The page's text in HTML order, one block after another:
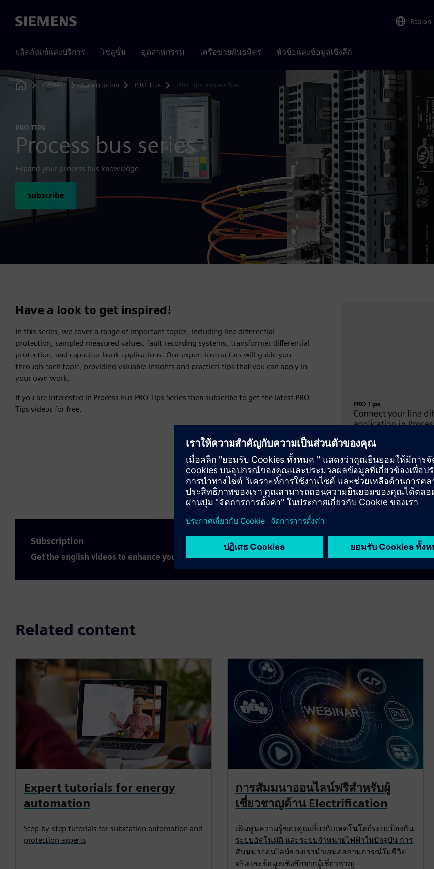
Siemens Region
ผลิตภัณฑ์และบริการ โซลูชั่น อุตสาหกรรม เครือข่ายพันธมิตร หัวข้อและข้อมูลเชิงลึก
Home
Content Subscription PRO Tips PRO Tips process bus
PRO TIPS
Process bus series
Expand your process bus knowledge
Subscribe
Have a look to get inspired!
In this series, we cover a range of important topics, including line differential
protection, sampled measured values, fault recording systems, transformer differential
protection, and capacitor bank applications. Our expert instructors will guide you
through each topic, providing valuable insights and practical tips that you can apply in
your own work.
If you are interested in Process Bus PRO Tips Series then subscribe to get the latest PRO
Tips videos for free.
Play
Subscription
Get the english videos to enhance your expertise
Related content
Expert tutorials for energy
automation
Step-by-step tutorials for substation automation and
protection experts
การสัมมนาออนไลน์ฟรีสำหรับผู้
เชี่ยวชาญด้าน Electrification
เพิ่มพูนความรู้ของคุณเกี่ยวกับเทคโนโลยีระบบป้องกัน
ระบบอัตโนมัติ และระบบจำหน่ายไฟฟ้าในปัจจุบัน การ
สัมมนาออนไลน์ของเรานำเสนอสถานการณ์ในชีวิต
จริงและข้อมูลเชิงลึกจากผู้เชี่ยวชาญ